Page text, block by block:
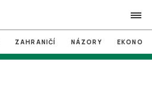
search
ZAHRANIČÍ NÁZORY